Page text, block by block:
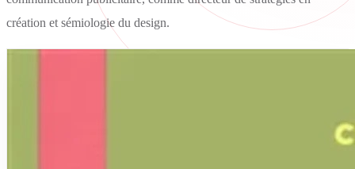
création et sémiologie du design.